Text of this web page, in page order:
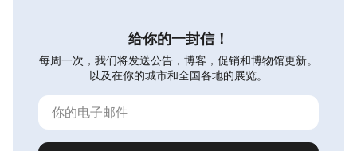
给你的一封信！
每周一次，我们将发送公告，博客，促销和博物馆更新。
以及在你的城市和全国各地的展览。